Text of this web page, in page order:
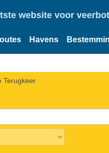
website voor
Havens
Terugkeer